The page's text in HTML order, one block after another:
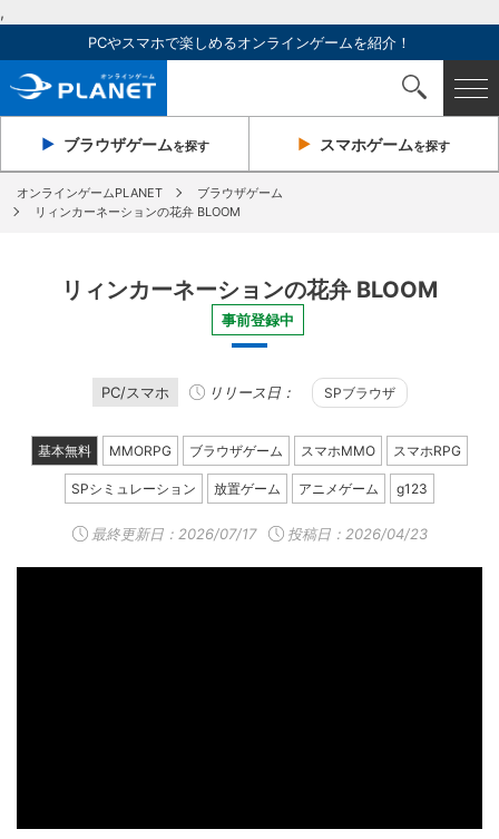
,
PCやスマホで楽しめるオンラインゲームを紹介！
ブラウザゲームを探す スマホゲームを探す
オンラインゲームPLANET
ブラウザゲーム
リィンカーネーションの花弁 BLOOM
リィンカーネーションの花弁 BLOOM
事前登録中
PC/スマホ リリース日： SPブラウザ
基本無料 MMORPG ブラウザゲーム スマホMMO スマホRPG
SPシミュレーション 放置ゲーム アニメゲーム g123
最終更新日： 2026/07/17 投稿日：2026/04/23